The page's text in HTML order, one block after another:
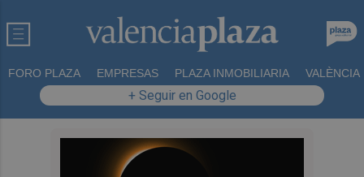
FORO PLAZA EMPRESAS PLAZA INMOBILIARIA VALÈNCIA
+ Seguir en Google